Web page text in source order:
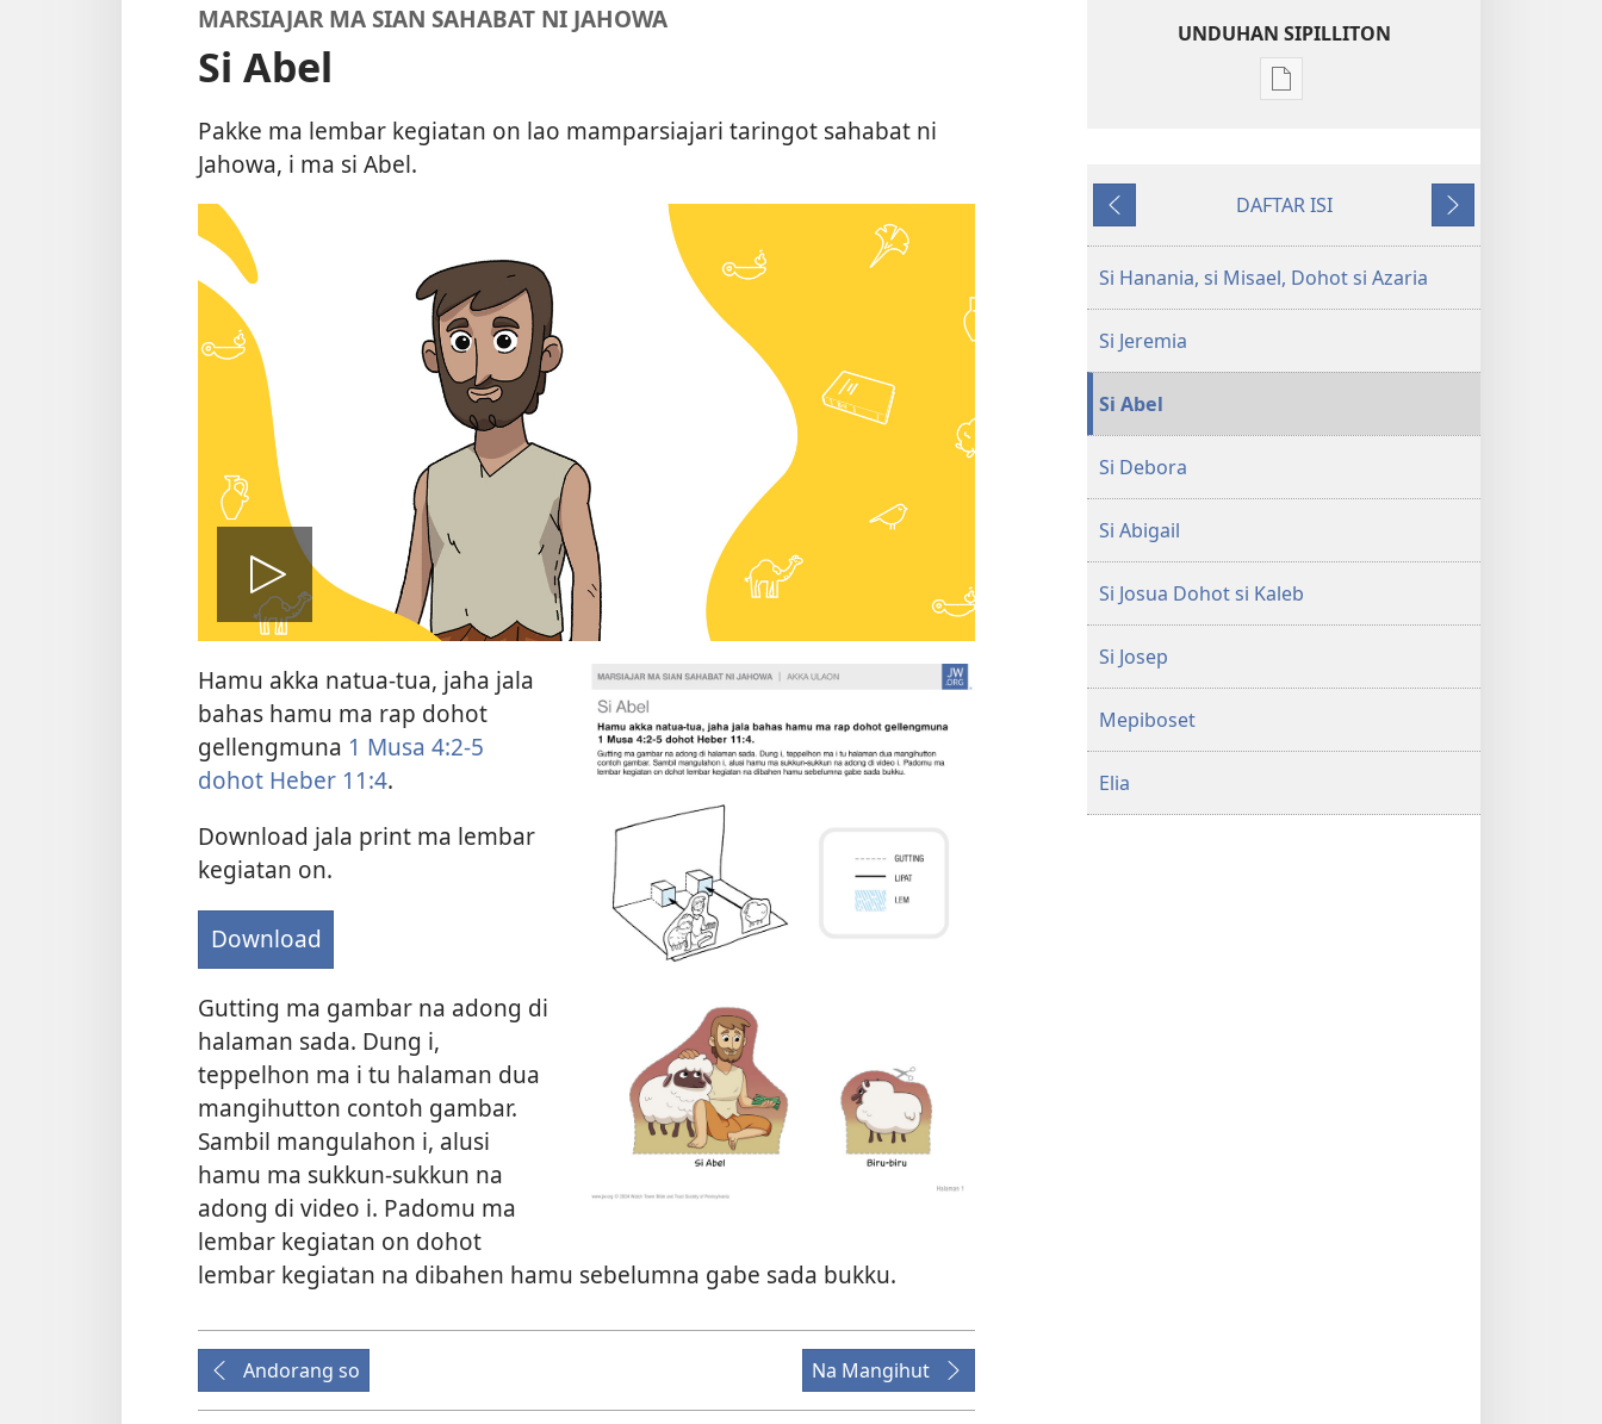
MARSIAJAR MA SIAN SAHABAT NI JAHOWA
Si Abel
Pakke ma lembar kegiatan on lao mamparsiajari taringot sahabat ni
Jahowa, i ma si Abel.
Putar
video
Hamu akka natua-tua, jaha jala
bahas hamu ma rap dohot
gellengmuna 1 Musa 4:2-5
dohot Heber 11:4.
Download jala print ma lembar
kegiatan on.
Download
Gutting ma gambar na adong di
halaman sada. Dung i,
teppelhon ma i tu halaman dua
mangihutton contoh gambar.
Sambil mangulahon i, alusi
hamu ma sukkun-sukkun na
adong di video i. Padomu ma
lembar kegiatan on dohot
lembar kegiatan na dibahen hamu sebelumna gabe sada bukku.
Andorang so Na Mangihut
UNDUHAN SIPILLITON
Sipilliton
ma
Sahabat
ni
Akka
Andorang
so
DAFTAR ISI
Na
Mangihut
Si Hanania, si Misael, Dohot si Azaria
Si Jeremia
Si Abel
Si Debora
Si Abigail
Si Josua Dohot si Kaleb
Si Josep
Mepiboset
Elia